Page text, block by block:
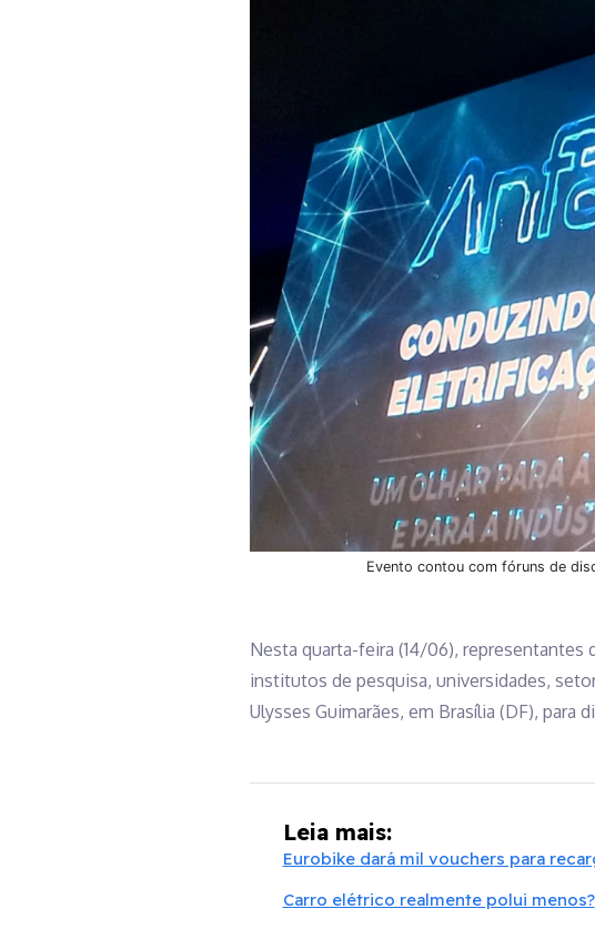
Evento contou com fóruns de
Nesta quarta-feira (14/06),
institutos de pesquisa, universidades,
Ulysses Guimarães, em Brasília (DF), para
Leia mais:
Eurobike dará mil vouchers para
Carro elétrico realmente polui menos?